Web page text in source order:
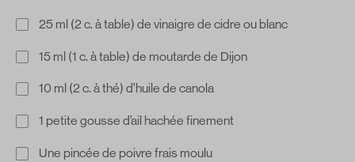
25 ml (2 c. à table) de vinaigre de cidre ou blanc
15 ml (1 c. à table) de moutarde de Dijon
10 ml (2 c. à thé) d’huile de canola
1 petite gousse d’ail hachée finement
Une pincée de poivre frais moulu